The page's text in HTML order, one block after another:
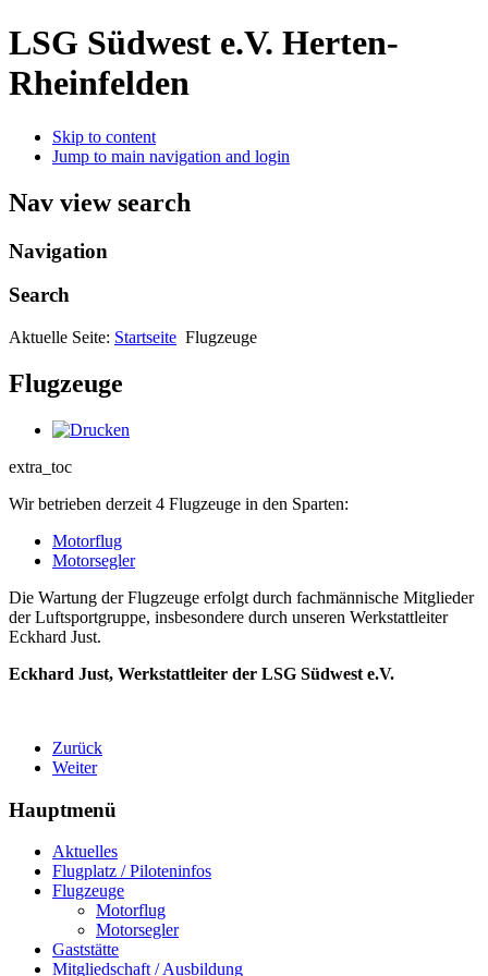
LSG Südwest e.V. Herten-
Rheinfelden
Skip to content
Jump to main navigation and login
Nav view search
Navigation
Search
Aktuelle Seite: Startseite Flugzeuge
Flugzeuge
extra_toc
Wir betrieben derzeit 4 Flugzeuge in den Sparten:
Motorflug
Motorsegler
Die Wartung der Flugzeuge erfolgt durch fachmännische Mitglieder
der Luftsportgruppe, insbesondere durch unseren Werkstattleiter
Eckhard Just.
Eckhard Just, Werkstattleiter der LSG Südwest e.V.
Zurück
Weiter
Hauptmenü
Aktuelles
Flugplatz / Piloteninfos
Flugzeuge
Motorflug
Motorsegler
Gaststätte
Mitgliedschaft / Ausbildung